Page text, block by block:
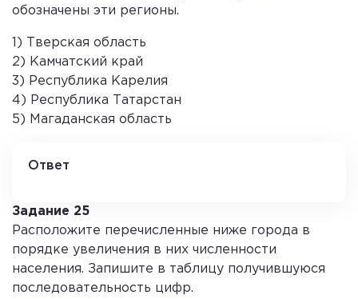
обозначены эти регионы.
1) Тверская область
2) Камчатский край
3) Республика Карелия
4) Республика Татарстан
5) Магаданская область
Ответ
Задание 25
Расположите перечисленные ниже города в
порядке увеличения в них численности
населения. Запишите в таблицу получившуюся
последовательность цифр.